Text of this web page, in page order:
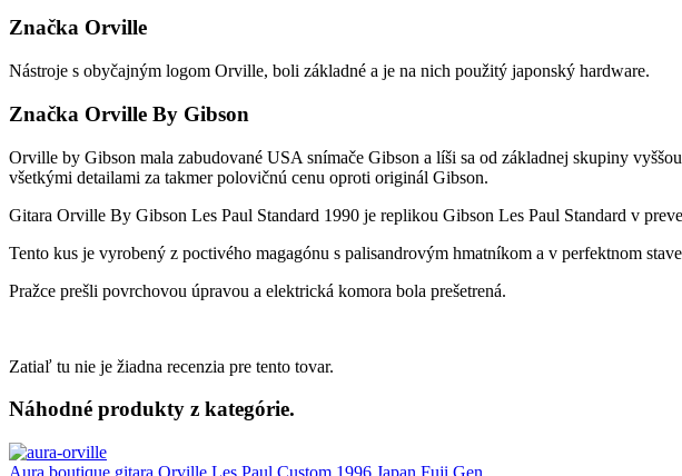
Značka Orville
Nástroje s obyčajným logom Orville, boli základné a je na nich použitý japonský hardware.
Značka Orville By Gibson
Orville by Gibson mala zabudované USA snímače Gibson a líši sa od základnej skupiny
všetkými detailami za takmer polovičnú cenu oproti originál Gibson.
Gitara Orville By Gibson Les Paul Standard 1990 je replikou Gibson Les Paul Standard v
Tento kus je vyrobený z poctivého magagónu s palisandrovým hmatníkom a v perfektnom
Pražce prešli povrchovou úpravou a elektrická komora bola prešetrená.
Zatiaľ tu nie je žiadna recenzia pre tento tovar.
Náhodné produkty z kategórie.
Aura boutique gitara Orville Les Paul Custom 1996 Japan Fuji Gen